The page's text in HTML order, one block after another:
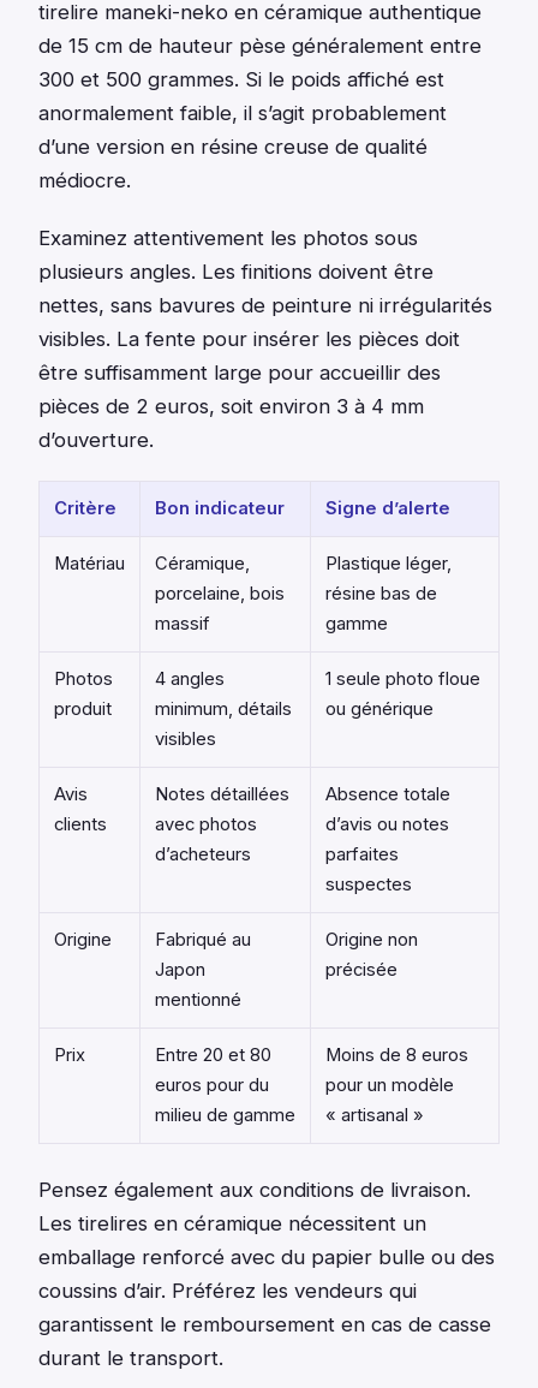
tirelire maneki-neko en céramique authentique
de 15 cm de hauteur pèse généralement entre
300 et 500 grammes. Si le poids affiché est
anormalement faible, il s’agit probablement
d’une version en résine creuse de qualité
médiocre.
Examinez attentivement les photos sous
plusieurs angles. Les finitions doivent être
nettes, sans bavures de peinture ni irrégularités
visibles. La fente pour insérer les pièces doit
être suffisamment large pour accueillir des
pièces de 2 euros, soit environ 3 à 4 mm
d’ouverture.
Critère Bon indicateur Signe d’alerte
Matériau
Céramique,
porcelaine, bois
massif
Plastique léger,
résine bas de
gamme
Photos
produit
4 angles
minimum, détails
visibles
1 seule photo floue
ou générique
Avis
clients
Notes détaillées
avec photos
d’acheteurs
Absence totale
d’avis ou notes
parfaites
suspectes
Origine
Fabriqué au
Japon
mentionné
Origine non
précisée
Prix
Entre 20 et 80
euros pour du
milieu de gamme
Moins de 8 euros
pour un modèle
« artisanal »
Pensez également aux conditions de livraison.
Les tirelires en céramique nécessitent un
emballage renforcé avec du papier bulle ou des
coussins d’air. Préférez les vendeurs qui
garantissent le remboursement en cas de casse
durant le transport.